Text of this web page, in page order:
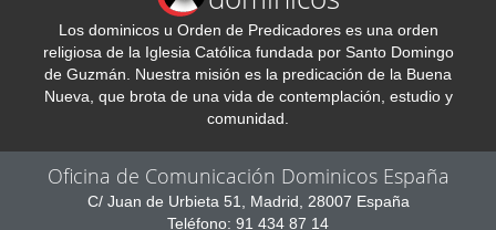
Los dominicos u Orden de Predicadores es una orden
religiosa de la Iglesia Católica fundada por Santo Domingo
de Guzmán. Nuestra misión es la predicación de la Buena
Nueva, que brota de una vida de contemplación, estudio y
comunidad.
Oficina de Comunicación Dominicos España
C/ Juan de Urbieta 51, Madrid, 28007 España
Teléfono: 91 434 87 14